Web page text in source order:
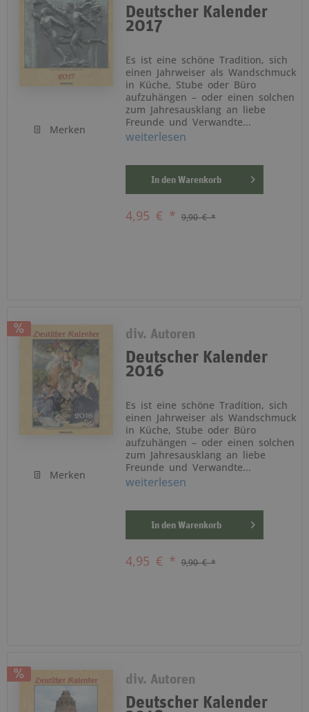
Merken
Deutscher Kalender
2017
Es ist eine schöne Tradition, sich
einen Jahrweiser als Wandschmuck
in Küche, Stube oder Büro
aufzuhängen – oder einen solchen
zum Jahresausklang an liebe
Freunde und Verwandte...
weiterlesen
In den Warenkorb
4,95 € * 9,90 € *
Merken
div. Autoren
Deutscher Kalender
2016
Es ist eine schöne Tradition, sich
einen Jahrweiser als Wandschmuck
in Küche, Stube oder Büro
aufzuhängen – oder einen solchen
zum Jahresausklang an liebe
Freunde und Verwandte...
weiterlesen
In den Warenkorb
4,95 € * 9,90 € *
div. Autoren
Deutscher Kalender